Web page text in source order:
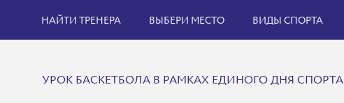
НАЙТИ ТРЕНЕРА ВЫБЕРИ МЕСТО ВИДЫ СПОРТА
УРОК БАСКЕТБОЛА В РАМКАХ ЕДИНОГО ДНЯ СПОРТА